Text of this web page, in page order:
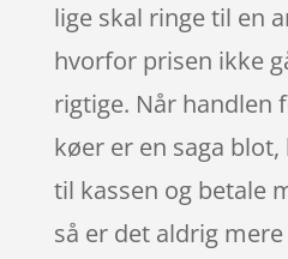
lige skal ringe til en
hvorfor prisen ikke
rigtige. Når handlen
køer er en saga
til kassen og betale
så er det aldrig